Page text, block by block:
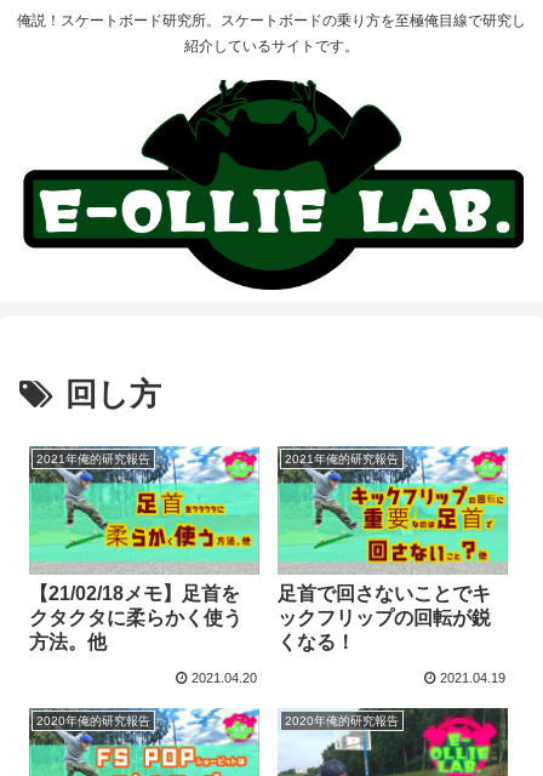
俺説！スケートボード研究所。スケートボードの乗り方を至極俺目線で研究し
紹介しているサイトです。
回し方
2021年俺的研究報告
【21/02/18メモ】足首を
クタクタに柔らかく使う
方法。他
2021.04.20
2021年俺的研究報告
足首で回さないことでキ
ックフリップの回転が鋭
くなる！
2021.04.19
2020年俺的研究報告 2020年俺的研究報告